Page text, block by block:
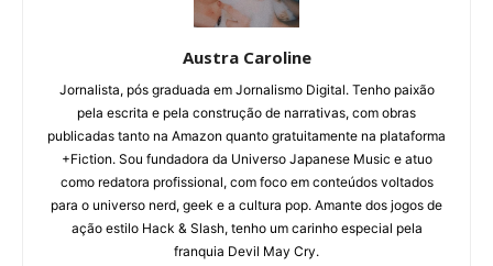
Austra Caroline
Jornalista, pós graduada em Jornalismo Digital. Tenho paixão
pela escrita e pela construção de narrativas, com obras
publicadas tanto na Amazon quanto gratuitamente na plataforma
+Fiction. Sou fundadora da Universo Japanese Music e atuo
como redatora profissional, com foco em conteúdos voltados
para o universo nerd, geek e a cultura pop. Amante dos jogos de
ação estilo Hack & Slash, tenho um carinho especial pela
franquia Devil May Cry.